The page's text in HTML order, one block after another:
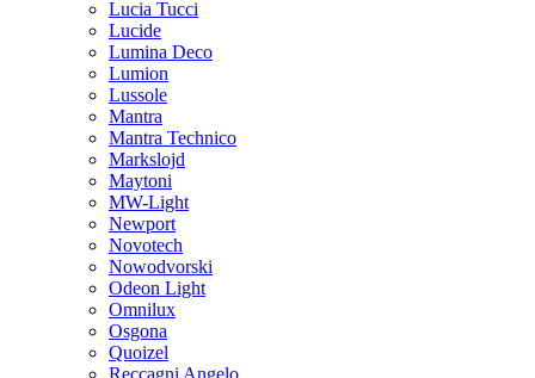
Lucia Tucci
Lucide
Lumina Deco
Lumion
Lussole
Mantra
Mantra Technico
Markslojd
Maytoni
MW-Light
Newport
Novotech
Nowodvorski
Odeon Light
Omnilux
Osgona
Quoizel
Reccagni Angelo